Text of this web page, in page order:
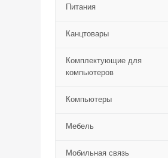
Питания
Канцтовары
Комплектующие для
компьютеров
Компьютеры
Мебель
Мобильная связь